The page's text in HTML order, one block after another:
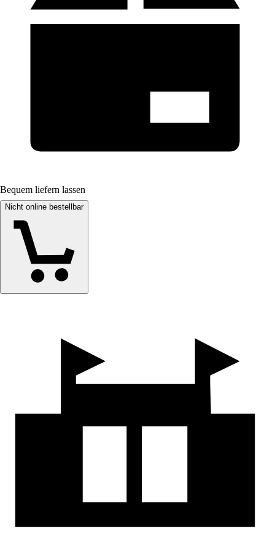
Bequem liefern lassen
Nicht online bestellbar